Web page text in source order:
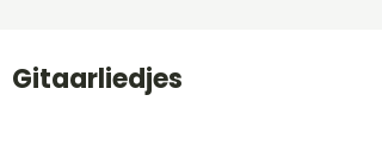
Gitaarliedjes